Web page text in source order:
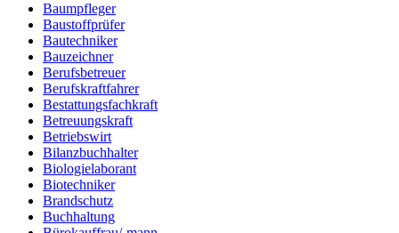
Baumpfleger
Baustoffprüfer
Bautechniker
Bauzeichner
Berufsbetreuer
Berufskraftfahrer
Bestattungsfachkraft
Betreuungskraft
Betriebswirt
Bilanzbuchhalter
Biologielaborant
Biotechniker
Brandschutz
Buchhaltung